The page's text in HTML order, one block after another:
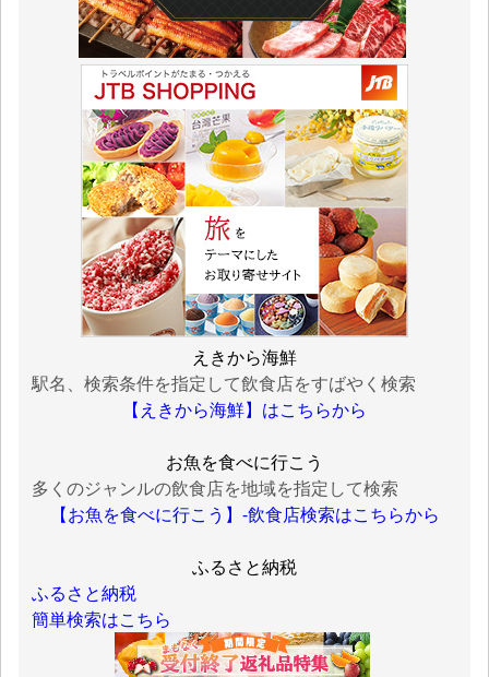
えきから海鮮
駅名、検索条件を指定して飲食店をすばやく検索
【えきから海鮮】はこちらから
お魚を食べに行こう
多くのジャンルの飲食店を地域を指定して検索
【お魚を食べに行こう】-飲食店検索はこちらから
ふるさと納税
ふるさと納税
簡単検索はこちら